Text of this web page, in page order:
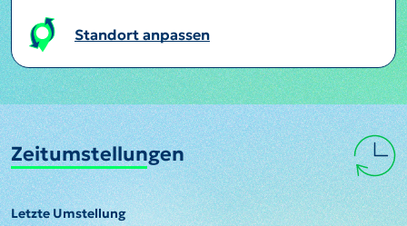
Standort anpassen
Zeitumstellungen
Letzte Umstellung